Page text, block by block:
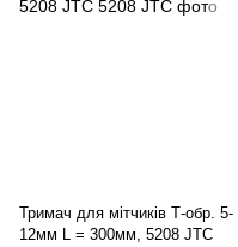
Тримач для мітчиків Т-обр. 5-
12мм L = 300мм, 5208 JTC